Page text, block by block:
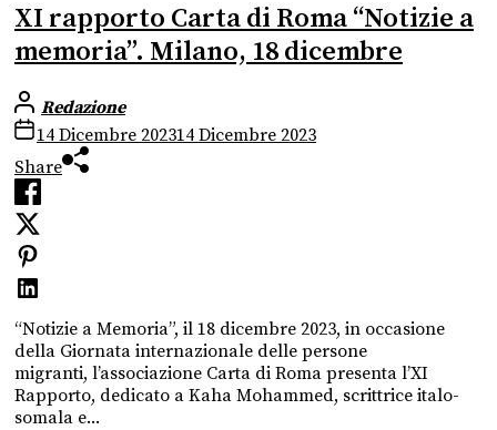
XI rapporto Carta di Roma “Notizie a
memoria”. Milano, 18 dicembre
Redazione
14 Dicembre 202314 Dicembre 2023
Share
“Notizie a Memoria”, il 18 dicembre 2023, in occasione
della Giornata internazionale delle persone
migranti, l’associazione Carta di Roma presenta l’XI
Rapporto, dedicato a Kaha Mohammed, scrittrice italo-
somala e...